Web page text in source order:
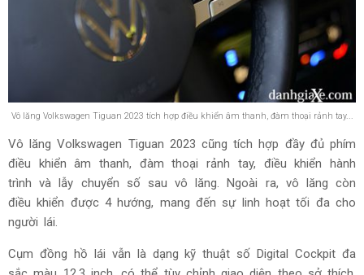
Vô lăng Volkswagen Tiguan 2023 tích hợp điều khiển âm thanh, đàm thoại rảnh tay...
Vô lăng Volkswagen Tiguan 2023 cũng tích hợp đầy đủ phím
điều khiển âm thanh, đàm thoại rảnh tay, điều khiển hành
trình và lẫy chuyển số sau vô lăng. Ngoài ra, vô lăng còn
điều khiển được 4 hướng, mang đến sự linh hoạt tối đa cho
người lái.
Cụm đồng hồ lái vẫn là dạng kỹ thuật số Digital Cockpit đa